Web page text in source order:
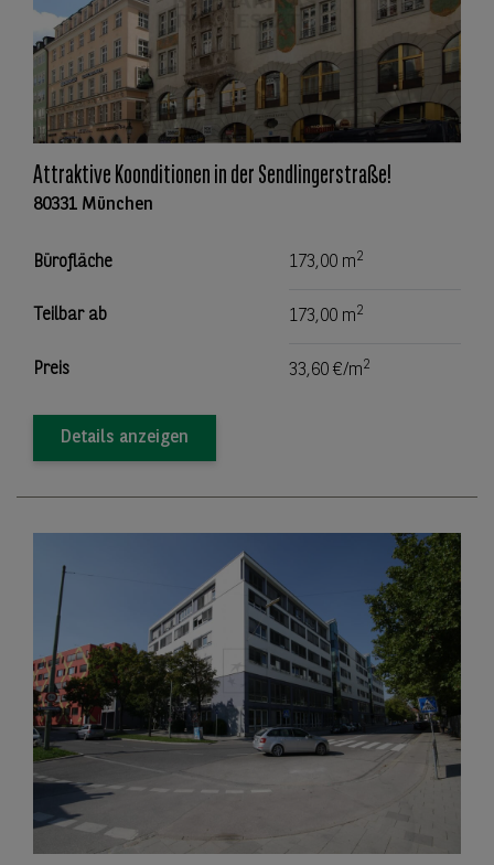
Attraktive Koonditionen in der Sendlingerstraße!
80331 München
Bürofläche 173,00 m2
Teilbar ab 173,00 m2
Preis 33,60 €/m2
Details anzeigen